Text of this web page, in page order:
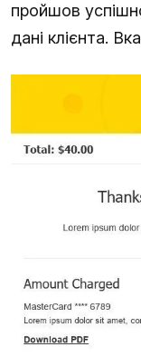
пройшов
дані клієнта.